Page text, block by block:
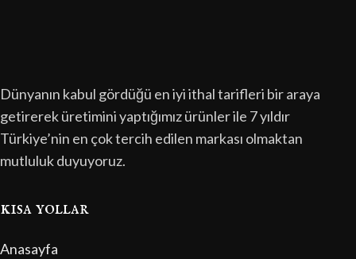
Dünyanın kabul gördüğü en iyi ithal tarifleri bir araya
getirerek üretimini yaptığımız ürünler ile 7 yıldır
Türkiye’nin en çok tercih edilen markası olmaktan
mutluluk duyuyoruz.
kısa yollar
Anasayfa